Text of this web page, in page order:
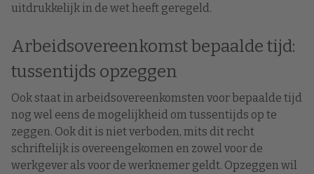
uitdrukkelijk in de wet heeft geregeld.
Arbeidsovereenkomst bepaalde tijd:
tussentijds opzeggen
Ook staat in arbeidsovereenkomsten voor bepaalde tijd
nog wel eens de mogelijkheid om tussentijds op te
zeggen. Ook dit is niet verboden, mits dit recht
schriftelijk is overeengekomen en zowel voor de
werkgever als voor de werknemer geldt. Opzeggen wil